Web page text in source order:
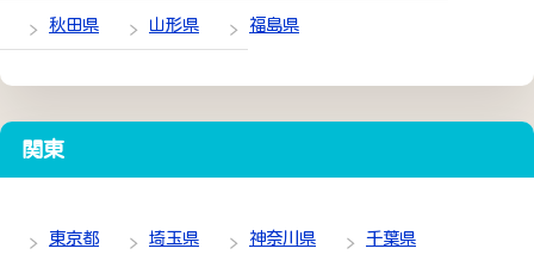
秋田県 山形県 福島県
関東
東京都 埼玉県 神奈川県 千葉県